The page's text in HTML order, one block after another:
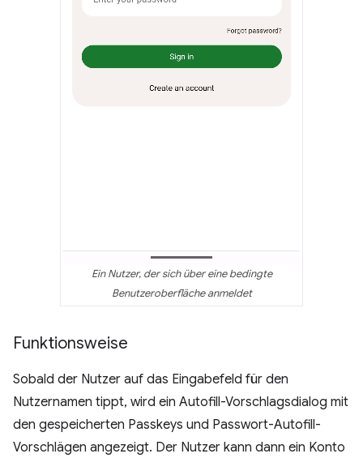
Ein Nutzer, der sich über eine bedingte
Benutzeroberfläche anmeldet
Funktionsweise
Sobald der Nutzer auf das Eingabefeld für den
Nutzernamen tippt, wird ein Autofill-Vorschlagsdialog mit
den gespeicherten Passkeys und Passwort-Autofill-
Vorschlägen angezeigt. Der Nutzer kann dann ein Konto